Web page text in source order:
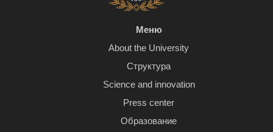
Меню
About the University
Структура
Science and innovation
Press center
Образование